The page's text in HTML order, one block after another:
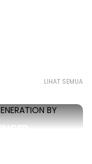
LIHAT SEMUA